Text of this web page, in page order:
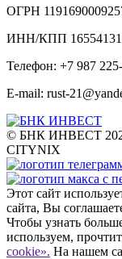
ОГРН
ИНН/КПП
Телефон: +7 987
E-mail: rust-
© БНК ИНВЕСТ
CITYNIX
Этот сайт
сайта, Вы
Чтобы узнать
используем,
cookie». На нашем